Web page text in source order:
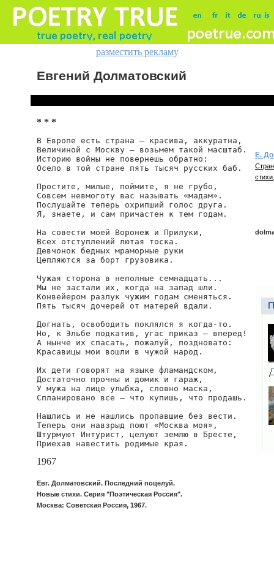
разместить рекламу
Евгений Долматовский
* * *
В Европе есть страна — красива, аккуратна,
Величиной с Москву — возьмем такой масштаб.
Историю войны не повернешь обратно:
Осело в той стране пять тысяч русских баб.
Простите, милые, поймите, я не грубо,
Совсем невмоготу вас называть «мадам».
Послушайте теперь охрипший голос друга.
Я, знаете, и сам причастен к тем годам.
На совести моей Воронеж и Прилуки,
Всех отступлений лютая тоска.
Девчонок бедных мраморные руки
Цепляются за борт грузовика.
Чужая сторона в неполные семнадцать...
Мы не застали их, когда на запад шли.
Конвейером разлук чужим годам сменяться.
Пять тысяч дочерей от матерей вдали.
Догнать, освободить поклялся я когда-то.
Но, к Эльбе подкатив, угас приказ — вперед!
А нынче их спасать, пожалуй, поздновато:
Красавицы мои вошли в чужой народ.
Их дети говорят на языке фламандском,
Достаточно прочны и домик и гараж,
У мужа на лице улыбка, словно маска,
Спланировано все — что купишь, что продашь.
Нашлись и не нашлись пропавшие без вести.
Теперь они навзрыд поют «Москва моя»,
Штурмуют Интурист, целуют землю в Бресте,
Приехав навестить родимые края.
1967
Евг. Долматовский. Последний поцелуй.
Новые стихи. Серия "Поэтическая Россия".
Москва: Советская Россия, 1967.
Е.